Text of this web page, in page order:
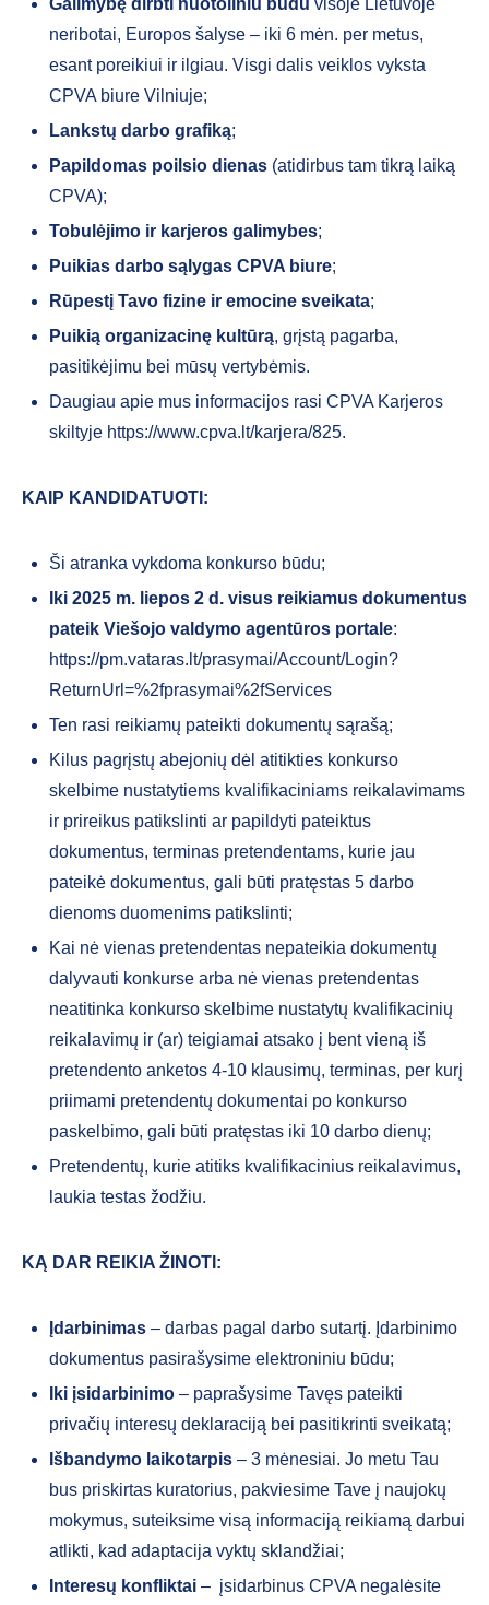
neribotai, Europos šalyse – iki 6 mėn. per metus,
esant poreikiui ir ilgiau. Visgi dalis veiklos vyksta
CPVA biure Vilniuje;
Lankstų darbo grafiką;
Papildomas poilsio dienas (atidirbus tam tikrą laiką
CPVA);
Tobulėjimo ir karjeros galimybes;
Puikias darbo sąlygas CPVA biure;
Rūpestį Tavo fizine ir emocine sveikata;
Puikią organizacinę kultūrą, grįstą pagarba,
pasitikėjimu bei mūsų vertybėmis.
Daugiau apie mus informacijos rasi CPVA Karjeros
skiltyje https://www.cpva.lt/karjera/825.
KAIP KANDIDATUOTI:
Ši atranka vykdoma konkurso būdu;
Iki 2025 m. liepos 2 d. visus reikiamus dokumentus
pateik Viešojo valdymo agentūros portale:
https://pm.vataras.lt/prasymai/Account/Login?
ReturnUrl=%2fprasymai%2fServices
Ten rasi reikiamų pateikti dokumentų sąrašą;
Kilus pagrįstų abejonių dėl atitikties konkurso
skelbime nustatytiems kvalifikaciniams reikalavimams
ir prireikus patikslinti ar papildyti pateiktus
dokumentus, terminas pretendentams, kurie jau
pateikė dokumentus, gali būti pratęstas 5 darbo
dienoms duomenims patikslinti;
Kai nė vienas pretendentas nepateikia dokumentų
dalyvauti konkurse arba nė vienas pretendentas
neatitinka konkurso skelbime nustatytų kvalifikacinių
reikalavimų ir (ar) teigiamai atsako į bent vieną iš
pretendento anketos 4-10 klausimų, terminas, per kurį
priimami pretendentų dokumentai po konkurso
paskelbimo, gali būti pratęstas iki 10 darbo dienų;
Pretendentų, kurie atitiks kvalifikacinius reikalavimus,
laukia testas žodžiu.
KĄ DAR REIKIA ŽINOTI:
Įdarbinimas – darbas pagal darbo sutartį. Įdarbinimo
dokumentus pasirašysime elektroniniu būdu;
Iki įsidarbinimo – paprašysime Tavęs pateikti
privačių interesų deklaraciją bei pasitikrinti sveikatą;
Išbandymo laikotarpis – 3 mėnesiai. Jo metu Tau
bus priskirtas kuratorius, pakviesime Tave į naujokų
mokymus, suteiksime visą informaciją reikiamą darbui
atlikti, kad adaptacija vyktų sklandžiai;
Interesų konfliktai – įsidarbinus CPVA negalėsite